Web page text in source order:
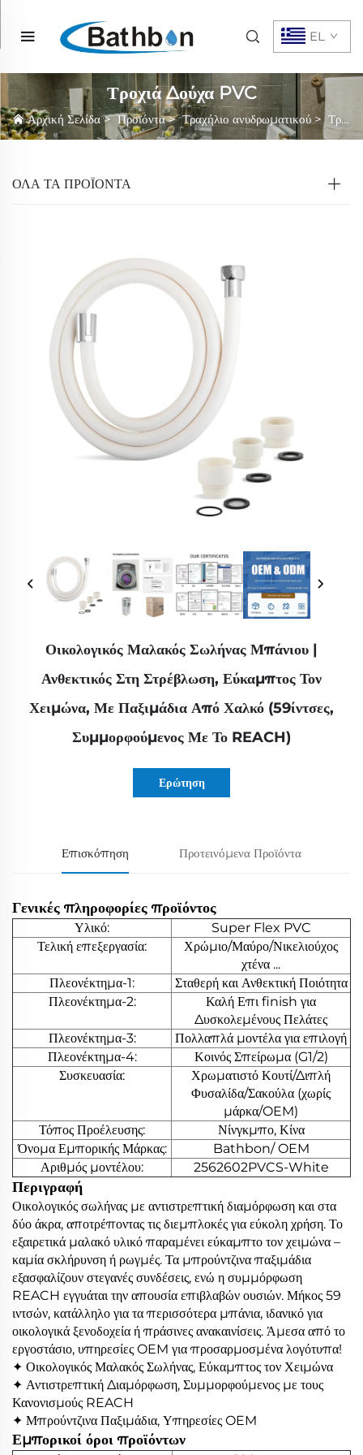
EL
Τροχιά Δούχα PVC
Αρχική Σελίδα>Προϊόντα>Τραχήλιο ανυδρωματικού> Τροχιά Δούχα PVC
ΌΛΑ ΤΑ ΠΡΟΪΟΝΤΑ
Οικολογικός Μαλακός Σωλήνας Μπάνιου |
Ανθεκτικός Στη Στρέβλωση, Εύκαμπτος Τον
Χειμώνα, Με Παξιμάδια Από Χαλκό (59ίντσες,
Συμμορφούμενος Με Το REACH)
Ερώτηση
Επισκόπηση Προτεινόμενα Προϊόντα
Γενικές πληροφορίες προϊόντος
Υλικό:
Super Flex PVC
Τελική επεξεργασία:
Χρώμιο/Μαύρο/Νικελιούχος
χτένα ...
Πλεονέκτημα-1:
Σταθερή και Ανθεκτική Ποιότητα
Πλεονέκτημα-2:
Καλή Επι finish για
Δυσκολεμένους Πελάτες
Πλεονέκτημα-3:
Πολλαπλά μοντέλα για επιλογή
Πλεονέκτημα-4:
Κοινός Σπείρωμα (G1/2)
Συσκευασία:
Χρωματιστό Κουτί/Διπλή
Φυσαλίδα/Σακούλα (χωρίς
μάρκα/OEM)
Τόπος Προέλευσης:
Νίνγκμπο, Κίνα
Όνομα Εμπορικής Μάρκας:
Bathbon/ OEM
Αριθμός μοντέλου:
2562602PVCS-White
Περιγραφή
Οικολογικός σωλήνας με αντιστρεπτική διαμόρφωση και στα
δύο άκρα, αποτρέποντας τις διεμπλοκές για εύκολη χρήση. Το
εξαιρετικά μαλακό υλικό παραμένει εύκαμπτο τον χειμώνα –
καμία σκλήρυνση ή ρωγμές. Τα μπρούντζινα παξιμάδια
εξασφαλίζουν στεγανές συνδέσεις, ενώ η συμμόρφωση
REACH εγγυάται την απουσία επιβλαβών ουσιών. Μήκος 59
ιντσών, κατάλληλο για τα περισσότερα μπάνια, ιδανικό για
οικολογικά ξενοδοχεία ή πράσινες ανακαινίσεις. Άμεσα από το
εργοστάσιο, υπηρεσίες OEM για προσαρμοσμένα λογότυπα!
✦ Οικολογικός Μαλακός Σωλήνας, Εύκαμπτος τον Χειμώνα
✦ Αντιστρεπτική Διαμόρφωση, Συμμορφούμενος με τους
Κανονισμούς REACH
✦ Μπρούντζινα Παξιμάδια, Υπηρεσίες OEM
Εμπορικοί όροι προϊόντων